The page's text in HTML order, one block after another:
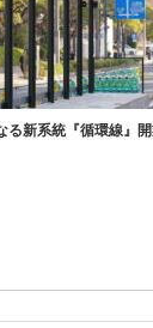
る新系統『循環線』